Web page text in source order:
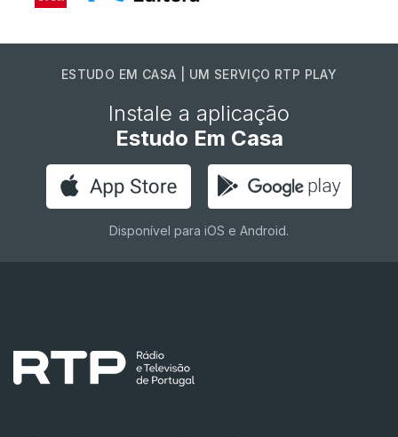
ESTUDO EM CASA | UM SERVIÇO RTP PLAY
Instale a aplicação
Estudo Em Casa
Disponível para iOS e Android.